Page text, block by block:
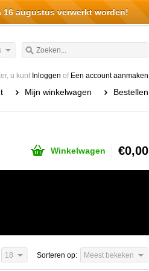
u kunt Inloggen of Een account aanmaken
Mijn winkelwagen Bestellen
Winkelwagen €0,00
Sorteren op: Meest bekeken
18
augustus verwerkt worden!